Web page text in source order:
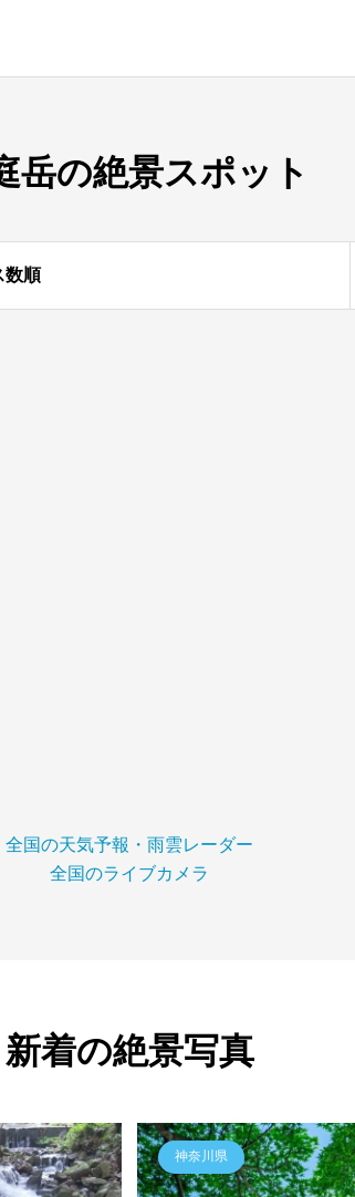
岳の絶景スポット
数順
全国の天気予報・雨雲レーダー
全国のライブカメラ
新着の絶景写真
神奈川県